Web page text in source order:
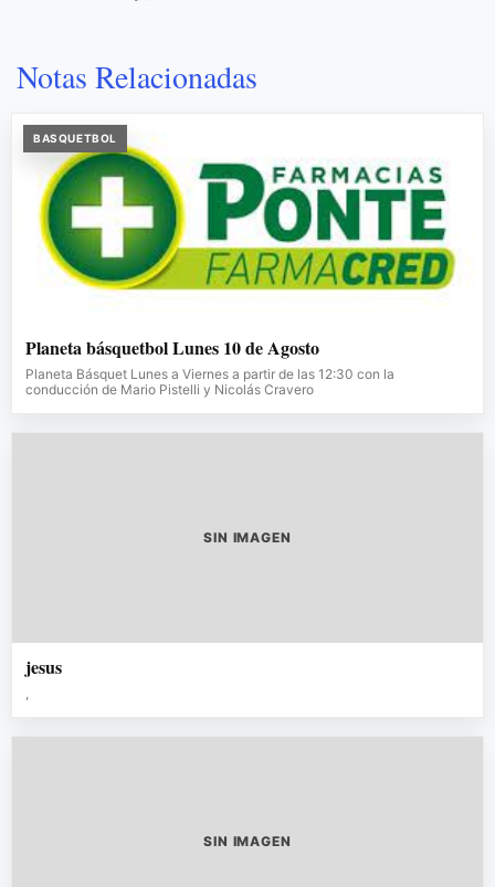
Notas Relacionadas
BASQUETBOL
Planeta básquetbol Lunes 10 de Agosto
Planeta Básquet Lunes a Viernes a partir de las 12:30 con la
conducción de Mario Pistelli y Nicolás Cravero
SIN IMAGEN
jesus
,
SIN IMAGEN